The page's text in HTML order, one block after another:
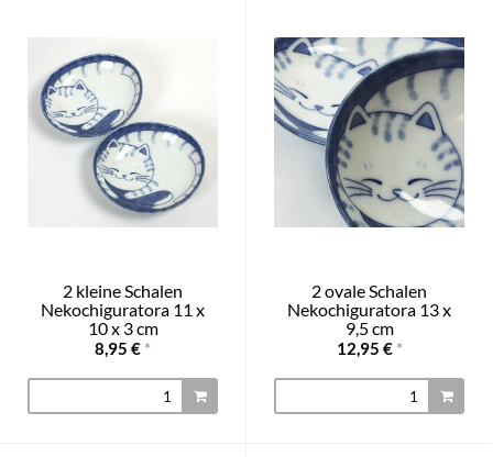
2 kleine Schalen
Nekochiguratora 11 x
10 x 3 cm
8,95 € *
2 ovale Schalen
Nekochiguratora 13 x
9,5 cm
12,95 € *